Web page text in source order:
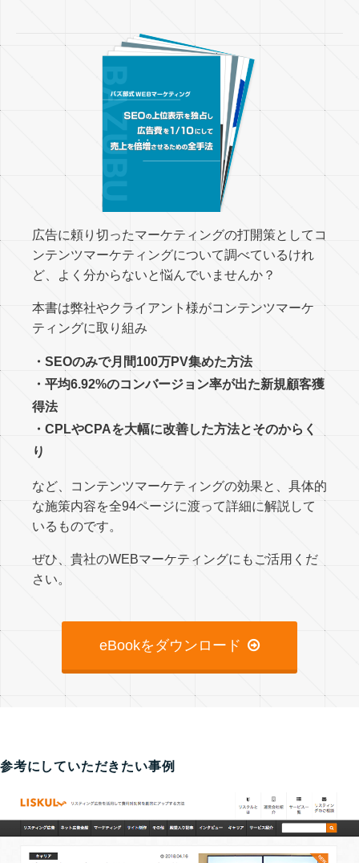
広告に頼り切ったマーケティングの打開策としてコ
ンテンツマーケティングについて調べているけれ
ど、よく分からないと悩んでいませんか？
本書は弊社やクライアント様がコンテンツマーケ
ティングに取り組み
・SEOのみで月間100万PV集めた方法
・平均6.92%のコンバージョン率が出た新規顧客獲
得法
・CPLやCPAを大幅に改善した方法とそのからく
り
など、コンテンツマーケティングの効果と、具体的
な施策内容を全94ページに渡って詳細に解説して
いるものです。
ぜひ、貴社のWEBマーケティングにもご活用くだ
さい。
eBookをダウンロード
参考にしていただきたい事例